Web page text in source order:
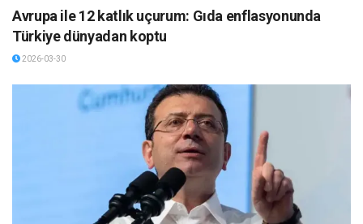
Avrupa ile 12 katlık uçurum: Gıda enflasyonunda
Türkiye dünyadan koptu
2026-03-30